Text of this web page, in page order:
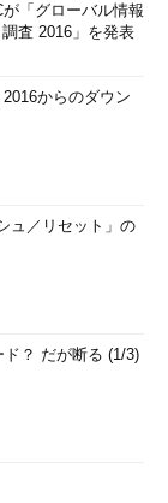
「グローバル情報
査 2016」を発表
からのダウン
ュ／リセット」の
？ だが断る (1/3)